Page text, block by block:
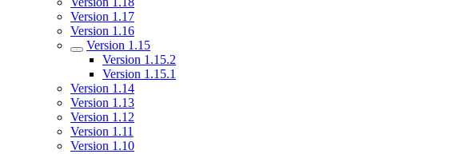
Version 1.17
Version 1.16
Version 1.15
Version 1.15.2
Version 1.15.1
Version 1.14
Version 1.13
Version 1.12
Version 1.11
Version 1.10